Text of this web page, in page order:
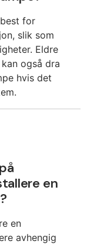
for
slik som
Eldre
også dra
hvis det
en
en
avhengig